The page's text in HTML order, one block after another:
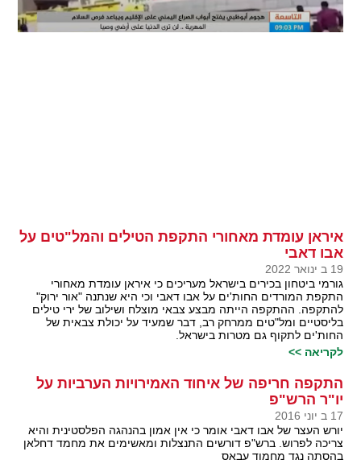
איראן עומדת מאחורי התקפת הטילים והמל"טים על
אבו דאבי
19 ב ינואר 2022
גורמי ביטחון בכירים בישראל מעריכים כי איראן עומדת מאחורי
התקפת המורדים החות'ים על אבו דאבי וכי היא שנתנה "אור ירוק"
להתקפה. ההתקפה הייתה מבצע צבאי מוצלח ושילוב של ירי טילים
בליסטיים ומל"טים ממרחק רב, דבר שמעיד על יכולת צבאית של
החות'ים לתקוף גם מטרות בישראל.
לקריאה >>
התקפה חריפה של איחוד האמירויות הערביות על
יו"ר הרש"פ
17 ב יוני 2016
יורש העצר של אבו דאבי אומר כי אין אמון בהנהגה הפלסטינית והיא
צריכה לפרוש. ברש"פ דורשים התנצלות ומאשימים את מחמד דחלאן
בהסתה נגד מחמוד עבאס